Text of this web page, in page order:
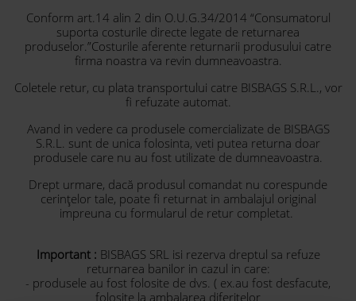
Conform art.14 alin 2 din O.U.G.34/2014 “Consumatorul
suporta costurile directe legate de returnarea
produselor.”Costurile aferente returnarii produsului catre
firma noastra va revin dumneavoastra.
Coletele retur, cu plata transportului catre BISBAGS S.R.L., vor
fi refuzate automat.
Avand in vedere ca produsele comercializate de BISBAGS
S.R.L. sunt de unica folosinta, veti putea returna doar
produsele care nu au fost utilizate de dumneavoastra.
Drept urmare, dacă produsul comandat nu corespunde
cerințelor tale, poate fi returnat in ambalajul original
impreuna cu formularul de retur completat.
Important : BISBAGS SRL isi rezerva dreptul sa refuze
returnarea banilor in cazul in care:
- produsele au fost folosite de dvs. ( ex.au fost desfacute,
folosite la ambalarea diferitelor